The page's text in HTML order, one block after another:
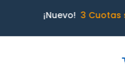
¡Nuevo!3 Cuotas